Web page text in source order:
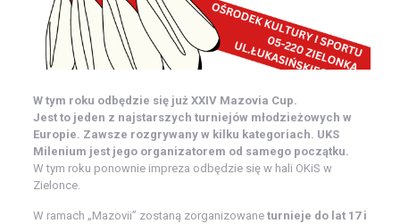
W tym roku odbędzie się już XXIV Mazovia Cup.
Jest to jeden z najstarszych turniejów młodzieżowych w
Europie. Zawsze rozgrywany w kilku kategoriach. UKS
Milenium jest jego organizatorem od samego początku.
W tym roku ponownie impreza odbędzie się w hali OKiS w
Zielonce.
W ramach „Mazovii” zostaną zorganizowane turnieje do lat 17 i